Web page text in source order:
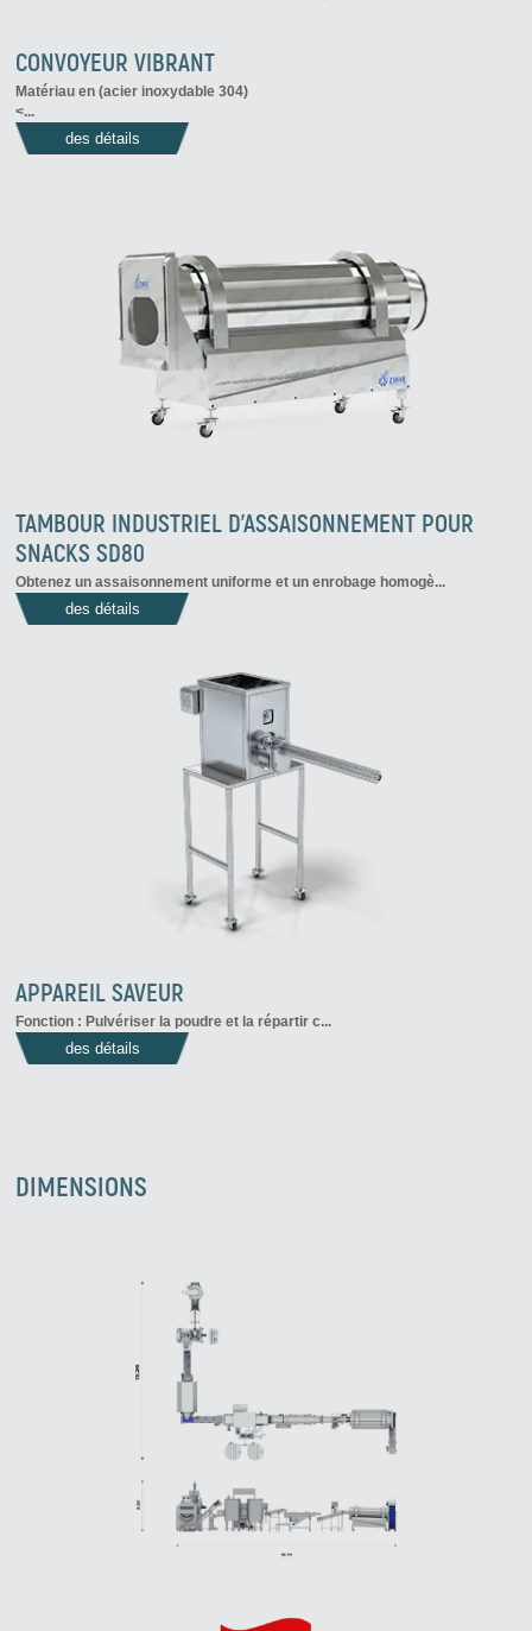
CONVOYEUR VIBRANT
Matériau en (acier inoxydable 304)
<...
des détails
TAMBOUR INDUSTRIEL D'ASSAISONNEMENT POUR
SNACKS SD80
Obtenez un assaisonnement uniforme et un enrobage homogè...
des détails
APPAREIL SAVEUR
Fonction : Pulvériser la poudre et la répartir c...
des détails
DIMENSIONS